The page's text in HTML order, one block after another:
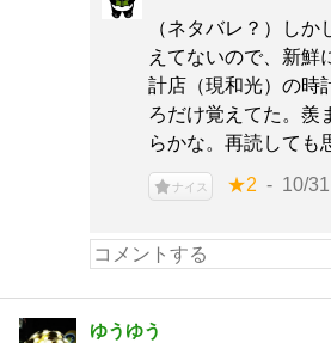
（ネタバレ？）し
えてないので、新鮮
計店（現和光）の時
ろだけ覚えてた。羨
らかな。再読しても
ナイス ★2 10/
ゆうゆう